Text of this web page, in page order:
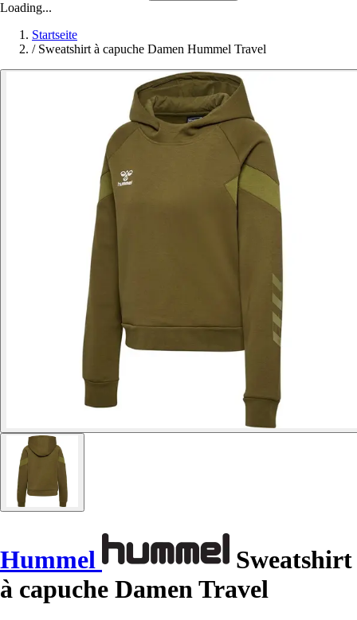
Loading...
Startseite
/ Sweatshirt à capuche Damen Hummel Travel
Hummel
Sweatshirt
à capuche Damen Travel